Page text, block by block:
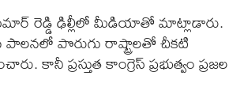
రెడ్డి ఢిల్లీలో మీడియాతో మాట్లాడారు.
పాలనలో పొరుగు రాష్ట్రాలతో చీకటి
కానీ ప్రస్తుత కాంగ్రెస్ ప్రభుత్వం ప్రజల